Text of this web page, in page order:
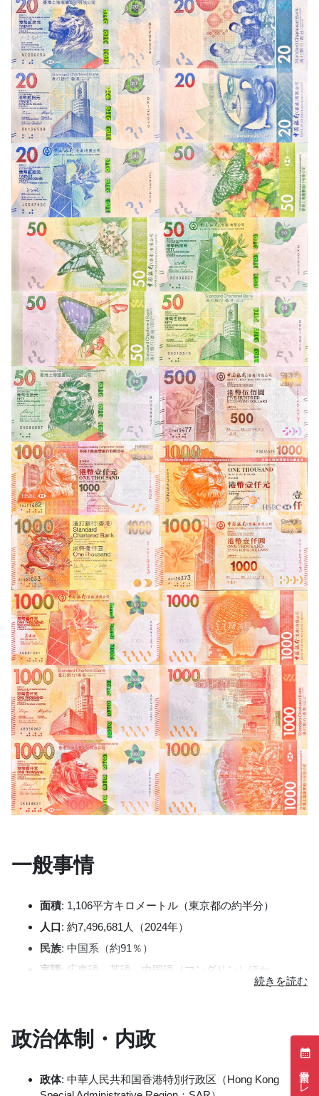
一般事情
面積: 1,106平方キロメートル（東京都の約半分）
人口: 約7,496,681人（2024年）
民族: 中国系（約91％）
言語 : 広東語、英語、中国語（マンダリン）ほか
: 仏教、道教、プロテスタント、カトリック、イス
略史
南京条約（1842年）により香港島が、次いで北京
方キロメートル）が英国領土となる。
政治体制・内政
政体: 中華人民共和国香港特別行政区（Hong Kong